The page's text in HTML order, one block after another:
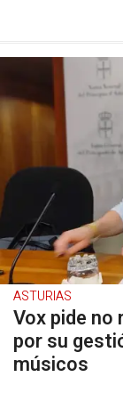
ASTURIAS
Vox pide no
por su
músicos